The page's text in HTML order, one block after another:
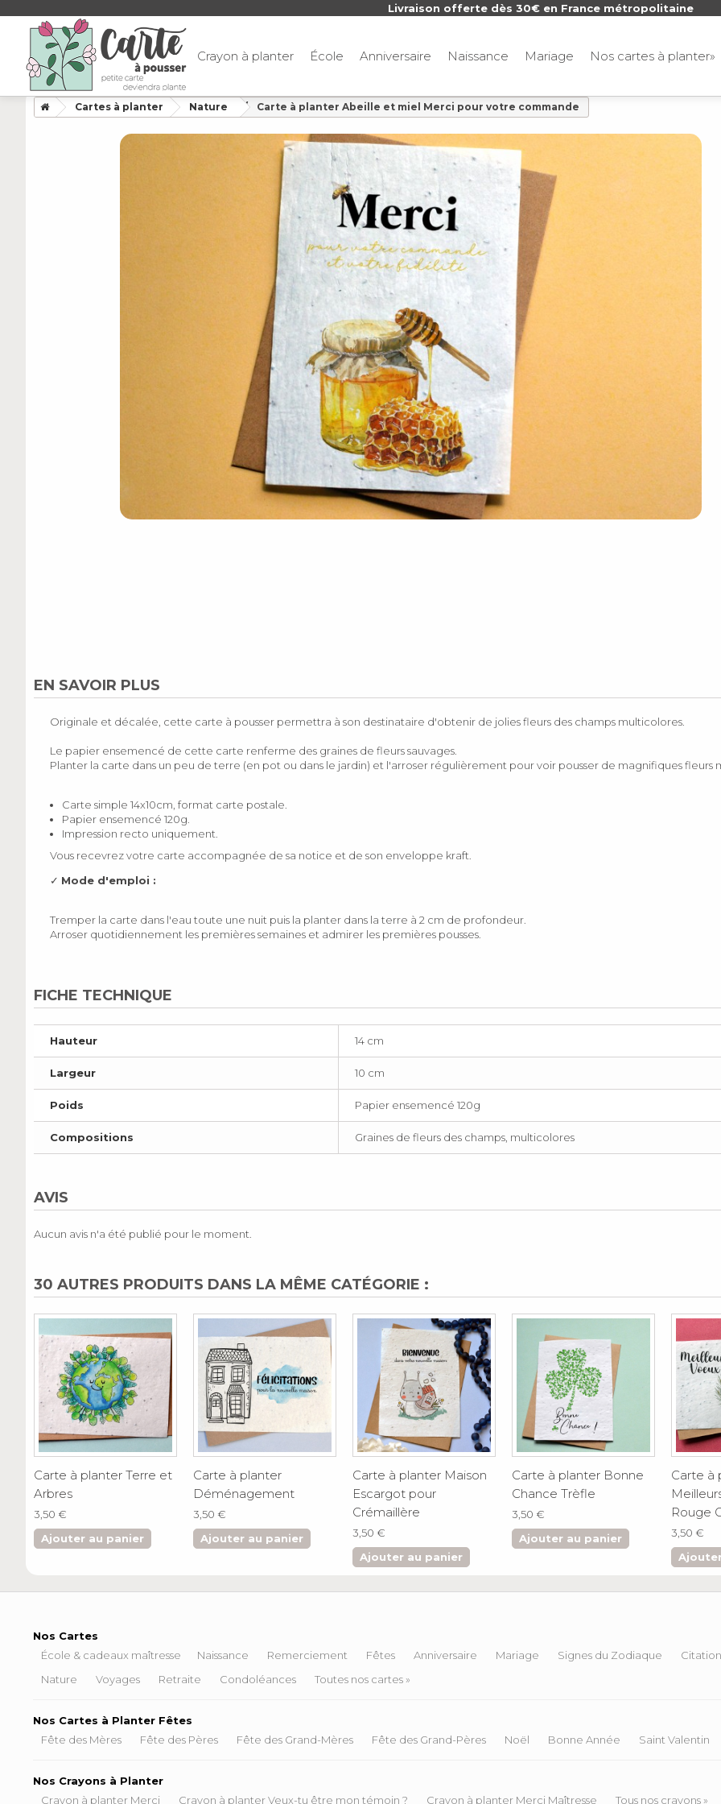
Livraison offerte dès 30€ en France métropolitaine
Crayon à planter École Anniversaire Naissance Mariage Nos cartes à planter»
Cartes à planter Nature Carte à planter Abeille et miel Merci pour votre commande
EN SAVOIR PLUS
Originale et décalée, cette carte à pousser permettra à son destinataire d'obtenir de jolies fleurs des champs multicolores.
Le papier ensemencé de cette carte renferme des graines de fleurs sauvages.
Planter la carte dans un peu de terre (en pot ou dans le jardin) et l'arroser régulièrement pour voir pousser de magnifiques fleurs
Carte simple 14x10cm, format carte postale.
Papier ensemencé 120g.
Impression recto uniquement.
Vous recevrez votre carte accompagnée de sa notice et de son enveloppe kraft.
✓ Mode d'emploi :
Tremper la carte dans l'eau toute une nuit puis la planter dans la terre à 2 cm de profondeur.
Arroser quotidiennement les premières semaines et admirer les premières pousses.
FICHE TECHNIQUE
Hauteur 14 cm
Largeur 10 cm
Poids Papier ensemencé 120g
Compositions Graines de fleurs des champs, multicolores
AVIS
Aucun avis n'a été publié pour le moment.
30 AUTRES PRODUITS DANS LA MÊME CATÉGORIE :
Carte à planter Terre et
Arbres
3,50 €
Ajouter au panier
Carte à planter
Déménagement
3,50 €
Ajouter au panier
Carte à planter Maison
Escargot pour
Crémaillère
3,50 €
Ajouter au panier
Carte à planter Bonne
Chance Trèfle
3,50 €
Ajouter au panier
Carte à
Rouge
3,50 €
Nos Cartes
École & cadeaux maîtresse
Naissance Remerciement Fêtes Anniversaire Mariage Signes du Zodiaque
Nature
Voyages Retraite Condoléances Toutes nos cartes »
Nos Cartes à Planter Fêtes
Fête des Mères
Fête des Pères Fête des Grand-Mères Fête des Grand-Pères Noël Bonne Année Saint Valentin
Nos Crayons à Planter
Crayon à planter Merci
Crayon à planter Veux-tu être mon témoin ? Crayon à planter Merci Maîtresse Tous nos crayons »